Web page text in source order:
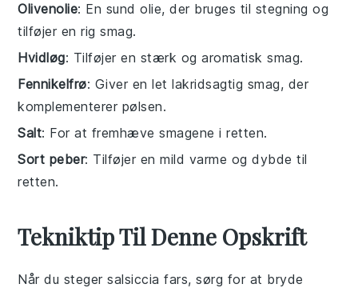
Olivenolie: En sund olie, der bruges til stegning og
tilføjer en rig smag.
Hvidløg: Tilføjer en stærk og aromatisk smag.
Fennikelfrø: Giver en let lakridsagtig smag, der
komplementerer pølsen.
Salt: For at fremhæve smagene i retten.
Sort peber: Tilføjer en mild varme og dybde til
retten.
Tekniktip Til Denne Opskrift
Når du stegersalsiccia fars, sørg for at bryde